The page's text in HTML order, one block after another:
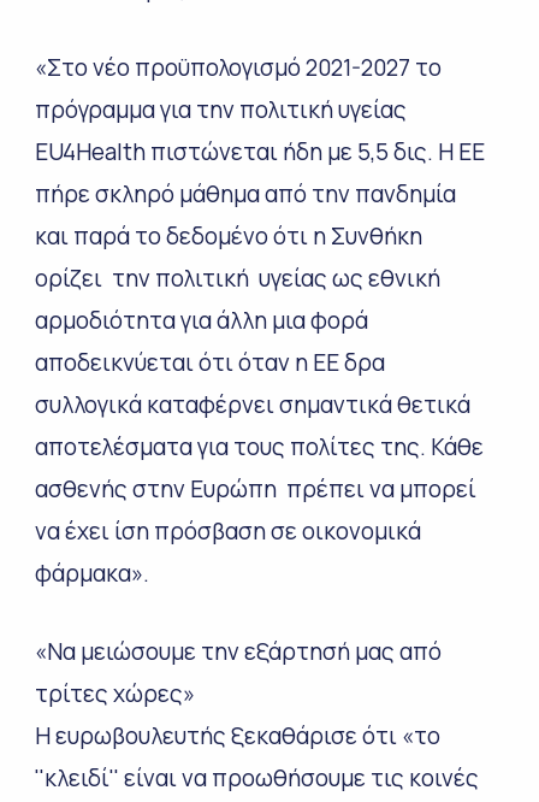
«Στο νέο προϋπολογισμό 2021-2027 το
πρόγραμμα για την πολιτική υγείας
EU4Health πιστώνεται ήδη με 5,5 δις. Η ΕΕ
πήρε σκληρό μάθημα από την πανδημία
και παρά το δεδομένο ότι η Συνθήκη
ορίζει την πολιτική υγείας ως εθνική
αρμοδιότητα για άλλη μια φορά
αποδεικνύεται ότι όταν η ΕΕ δρα
συλλογικά καταφέρνει σημαντικά θετικά
αποτελέσματα για τους πολίτες της. Κάθε
ασθενής στην Ευρώπη πρέπει να μπορεί
να έχει ίση πρόσβαση σε οικονομικά
φάρμακα».
«Να μειώσουμε την εξάρτησή μας από
τρίτες χώρες»
Η ευρωβουλευτής ξεκαθάρισε ότι «το
''κλειδί'' είναι να προωθήσουμε τις κοινές